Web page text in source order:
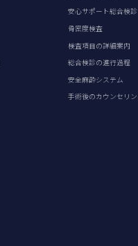
安心サポート総合検診
骨密度検査
検査項目の詳細案内
総合検診の進行過程
安全麻酔システム
手術後のカウンセリ